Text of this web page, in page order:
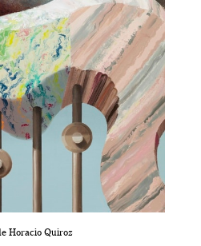
Horacio Quiroz